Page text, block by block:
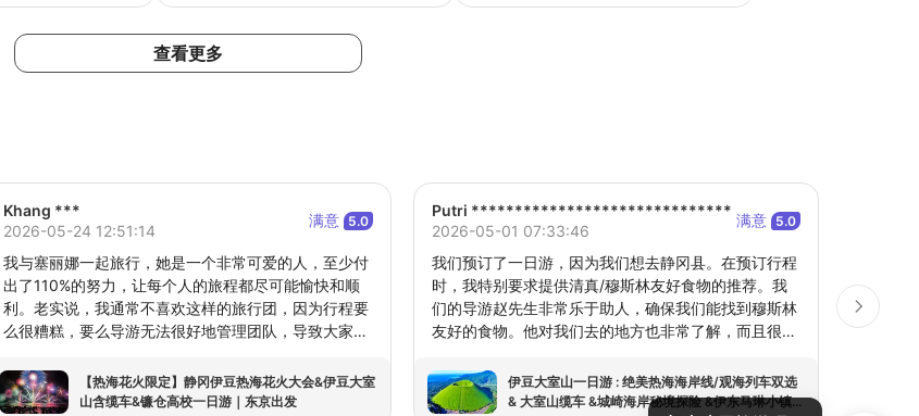
查看更多
Khang ***
2026-05-24 12:51:14
满意 5.0
我与塞丽娜一起旅行，她是一个非常可爱的人，至少付
出了110%的努力，让每个人的旅程都尽可能愉快和顺
利。老实说，我通常不喜欢这样的旅行团，因为行程要
么很糟糕，要么导游无法很好地管理团队，导致大家无
选择和她一起旅行。度过了美好的一天，谢谢你，塞丽
娜！
【热海花火限定】静冈伊豆热海花火大会&伊豆大室
山含缆车&镰仓高校一日游｜东京出发
Putri ******************************
2026-05-01 07:33:46
满意 5.0
我们预订了一日游，因为我们想去静冈县。在预订行程
时，我特别要求提供清真/穆斯林友好食物的推荐。我
们的导游赵先生非常乐于助人，确保我们能找到穆斯林
友好的食物。他对我们去的地方也非常了解，而且很有
谢赵先生提供的所有讲解、指导和帮助。强烈推荐👍🏼
👍🏼👍🏼
伊豆大室山一日游 : 绝美热海海岸线/观海列车双选
& 大室山缆车 &城崎海岸秘境探险 &伊东马琳小镇漫
适。乘
漫，所
了一件T